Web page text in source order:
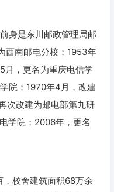
身是东川邮政管理局邮
西南邮电分校；1953年
月，更名为重庆电信学
院；1970年4月，改建
次改建为邮电部第九研
学院；2006年，更名
校舍建筑面积68万余